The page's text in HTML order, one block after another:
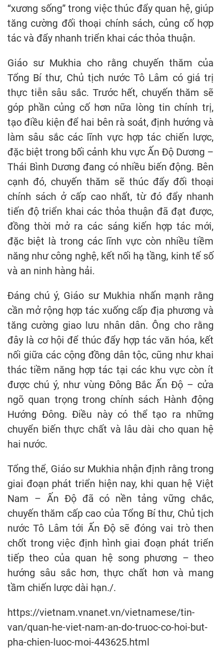
“xương sống” trong việc thúc đẩy quan hệ, giúp
tăng cường đối thoại chính sách, củng cố hợp
tác và đẩy nhanh triển khai các thỏa thuận.
Giáo sư Mukhia cho rằng chuyến thăm của
Tổng Bí thư, Chủ tịch nước Tô Lâm có giá trị
thực tiễn sâu sắc. Trước hết, chuyến thăm sẽ
góp phần củng cố hơn nữa lòng tin chính trị,
tạo điều kiện để hai bên rà soát, định hướng và
làm sâu sắc các lĩnh vực hợp tác chiến lược,
đặc biệt trong bối cảnh khu vực Ấn Độ Dương –
Thái Bình Dương đang có nhiều biến động. Bên
cạnh đó, chuyến thăm sẽ thúc đẩy đối thoại
chính sách ở cấp cao nhất, từ đó đẩy nhanh
tiến độ triển khai các thỏa thuận đã đạt được,
đồng thời mở ra các sáng kiến hợp tác mới,
đặc biệt là trong các lĩnh vực còn nhiều tiềm
năng như công nghệ, kết nối hạ tầng, kinh tế số
và an ninh hàng hải.
Đáng chú ý, Giáo sư Mukhia nhấn mạnh rằng
cần mở rộng hợp tác xuống cấp địa phương và
tăng cường giao lưu nhân dân. Ông cho rằng
đây là cơ hội để thúc đẩy hợp tác văn hóa, kết
nối giữa các cộng đồng dân tộc, cũng như khai
thác tiềm năng hợp tác tại các khu vực còn ít
được chú ý, như vùng Đông Bắc Ấn Độ – cửa
ngõ quan trọng trong chính sách Hành động
Hướng Đông. Điều này có thể tạo ra những
chuyển biến thực chất và lâu dài cho quan hệ
hai nước.
Tổng thể, Giáo sư Mukhia nhận định rằng trong
giai đoạn phát triển hiện nay, khi quan hệ Việt
Nam – Ấn Độ đã có nền tảng vững chắc,
chuyến thăm cấp cao của Tổng Bí thư, Chủ tịch
nước Tô Lâm tới Ấn Độ sẽ đóng vai trò then
chốt trong việc định hình giai đoạn phát triển
tiếp theo của quan hệ song phương – theo
hướng sâu sắc hơn, thực chất hơn và mang
tầm chiến lược dài hạn./.
https://vietnam.vnanet.vn/vietnamese/tin-
van/quan-he-viet-nam-an-do-truoc-co-hoi-but-
pha-chien-luoc-moi-443625.html